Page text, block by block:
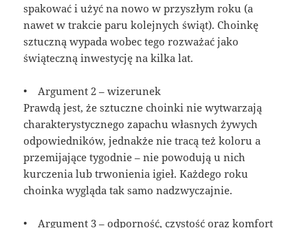
spakować i użyć na nowo w przyszłym roku (a
nawet w trakcie paru kolejnych świąt). Choinkę
sztuczną wypada wobec tego rozważać jako
świąteczną inwestycję na kilka lat.
• Argument 2 – wizerunek
Prawdą jest, że sztuczne choinki nie wytwarzają
charakterystycznego zapachu własnych żywych
odpowiedników, jednakże nie tracą też koloru a
przemijające tygodnie – nie powodują u nich
kurczenia lub trwonienia igieł. Każdego roku
choinka wygląda tak samo nadzwyczajnie.
• Argument 3 – odporność, czystość oraz komfort